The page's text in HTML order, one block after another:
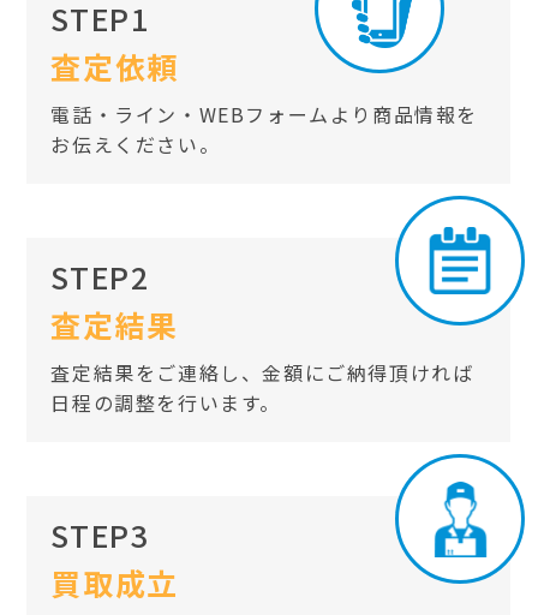
STEP1
査定依頼
電話・ライン・WEBフォームより商品情報を
お伝えください。
STEP2
査定結果
査定結果をご連絡し、金額にご納得頂ければ
日程の調整を行います。
STEP3
買取成立